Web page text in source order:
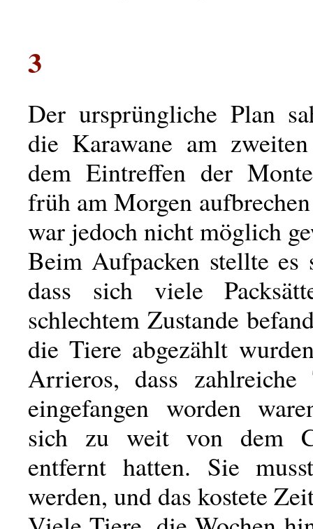
3
Der ursprüngliche Plan
die Karawane am
dem Eintreffen der
früh am Morgen
war jedoch nicht möglich
Beim Aufpacken stellte es
dass sich viele
schlechtem Zustande
die Tiere abgezählt
Arrieros, dass
eingefangen worden
sich zu weit von dem
entfernt hatten. Sie
werden, und das kostete